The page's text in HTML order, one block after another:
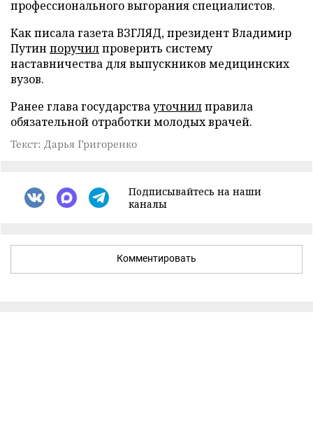
профессионального выгорания специалистов.
Как писала газета ВЗГЛЯД, президент Владимир
Путин поручилпроверить систему
наставничества для выпускников медицинских
вузов.
Ранее глава государствауточнилправила
обязательной отработки молодых врачей.
Текст: Дарья Григоренко
Подписывайтесь на наши
каналы
Комментировать